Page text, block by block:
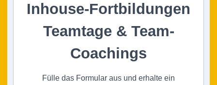
Inhouse-Fortbildungen
Teamtage & Team-
Coachings
Fülle das Formular aus und erhalte ein